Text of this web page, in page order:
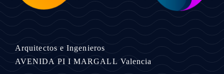
Arquitectos e Ingenieros
AVENIDA PI I MARGALL Valencia